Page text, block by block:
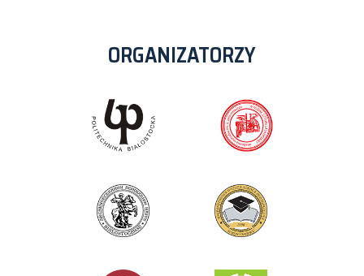
ORGANIZATORZY